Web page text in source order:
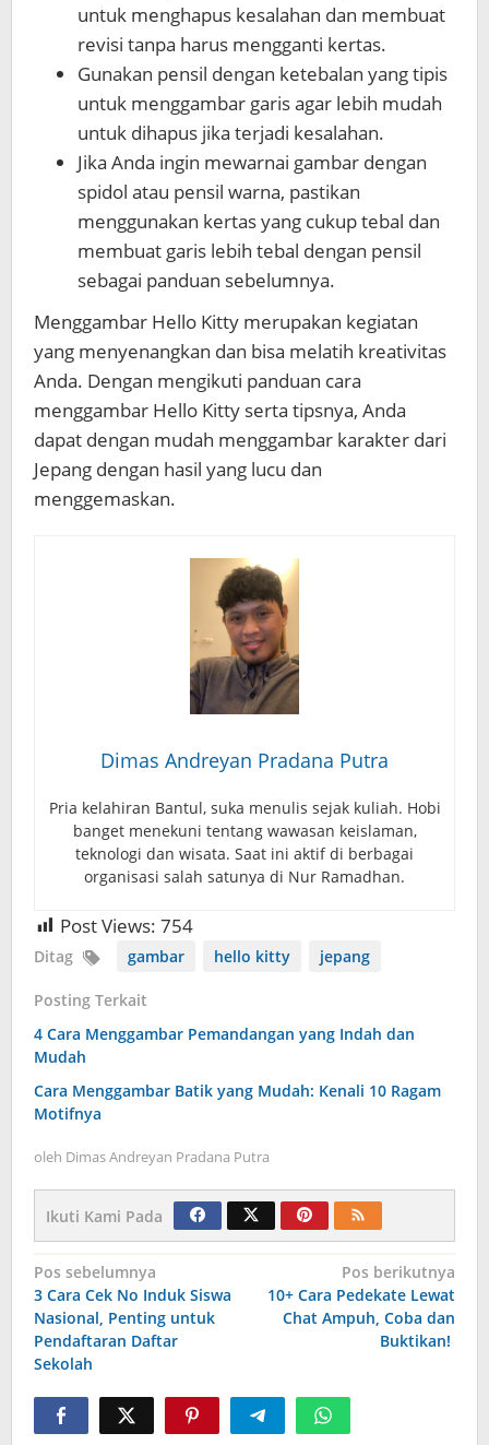
untuk menghapus kesalahan dan membuat
revisi tanpa harus mengganti kertas.
Gunakan pensil dengan ketebalan yang tipis
untuk menggambar garis agar lebih mudah
untuk dihapus jika terjadi kesalahan.
Jika Anda ingin mewarnai gambar dengan
spidol atau pensil warna, pastikan
menggunakan kertas yang cukup tebal dan
membuat garis lebih tebal dengan pensil
sebagai panduan sebelumnya.
Menggambar Hello Kitty merupakan kegiatan
yang menyenangkan dan bisa melatih kreativitas
Anda. Dengan mengikuti panduan cara
menggambar Hello Kitty serta tipsnya, Anda
dapat dengan mudah menggambar karakter dari
Jepang dengan hasil yang lucu dan
menggemaskan.
Dimas Andreyan Pradana Putra
Pria kelahiran Bantul, suka menulis sejak kuliah. Hobi
banget menekuni tentang wawasan keislaman,
teknologi dan wisata. Saat ini aktif di berbagai
organisasi salah satunya di Nur Ramadhan.
Post Views: 754
Ditag gambar hello kitty jepang
Posting Terkait
4 Cara Menggambar Pemandangan yang Indah dan
Mudah
Cara Menggambar Batik yang Mudah: Kenali 10 Ragam
Motifnya
oleh Dimas Andreyan Pradana Putra
Ikuti Kami Pada
Navigasi
pos
Pos sebelumnya
3 Cara Cek No Induk Siswa
Nasional, Penting untuk
Pendaftaran Daftar
Sekolah
Pos berikutnya
10+ Cara Pedekate Lewat
Chat Ampuh, Coba dan
Buktikan!